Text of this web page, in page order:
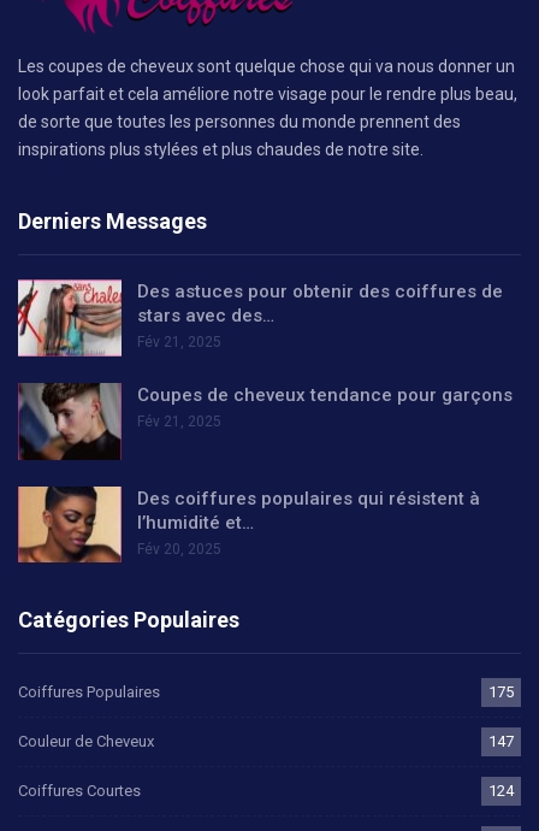
Les coupes de cheveux sont quelque chose qui va nous donner un
look parfait et cela améliore notre visage pour le rendre plus beau,
de sorte que toutes les personnes du monde prennent des
inspirations plus stylées et plus chaudes de notre site.
Derniers Messages
Des astuces pour obtenir des coiffures de
stars avec des…
Fév 21, 2025
Coupes de cheveux tendance pour garçons
Fév 21, 2025
Des coiffures populaires qui résistent à
l’humidité et…
Fév 20, 2025
Catégories Populaires
Coiffures Populaires 175
Couleur de Cheveux 147
Coiffures Courtes 124